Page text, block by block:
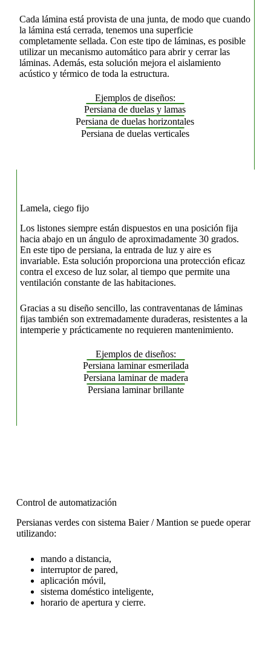
Cada lámina está provista de una junta, de modo que cuando
la lámina está cerrada, tenemos una superficie
completamente sellada. Con este tipo de láminas, es posible
utilizar un mecanismo automático para abrir y cerrar las
láminas. Además, esta solución mejora el aislamiento
acústico y térmico de toda la estructura.
Ejemplos de diseños:
Persiana de duelas y lamas
Persiana de duelas horizontales
Persiana de duelas verticales
Lamela, ciego fijo
Los listones siempre están dispuestos en una posición fija
hacia abajo en un ángulo de aproximadamente 30 grados.
En este tipo de persiana, la entrada de luz y aire es
invariable. Esta solución proporciona una protección eficaz
contra el exceso de luz solar, al tiempo que permite una
ventilación constante de las habitaciones.
Gracias a su diseño sencillo, las contraventanas de láminas
fijas también son extremadamente duraderas, resistentes a la
intemperie y prácticamente no requieren mantenimiento.
Ejemplos de diseños:
Persiana laminar esmerilada
Persiana laminar de madera
Persiana laminar brillante
Control de automatización
Persianas verdes con sistema Baier / Mantion se puede operar
utilizando:
mando a distancia,
interruptor de pared,
aplicación móvil,
sistema doméstico inteligente,
horario de apertura y cierre.